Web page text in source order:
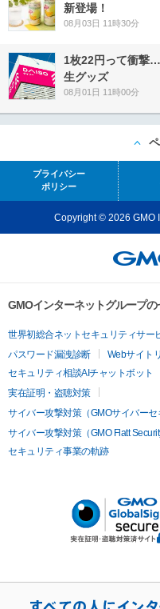
新登場！
08月03日 11時30分
1枚22円って衝撃
生グッズ
08月01日 11時00分
プライバシー
ポリシー
Copyright © 2026 GMO
GMOインターネットグループ
世界初総合ネットセキュリティサー
パスワード漏洩診断
Webサイト
セキュリティ相談AIチャットボット
実在証明・盗聴対策
サイバー攻撃対策（GMOサイバーセ
サイバー攻撃対策（GMO Flatt
セキュリティ事業の軌跡